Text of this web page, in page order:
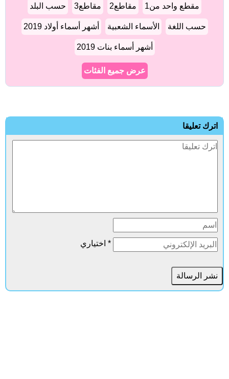
مقطع واحد من1 مقاطع2 مقاطع3 حسب البلد
حسب اللغة الأسماء الشعبية أشهر أسماء أولاد 2019
أشهر أسماء بنات 2019
عرض جميع الفئات
اترك تعليقا
* اختياري